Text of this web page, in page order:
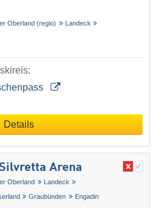
Oberland (regio)
Landeck
Details
Arena
Oberland
Landeck
Graubünden
Engadin